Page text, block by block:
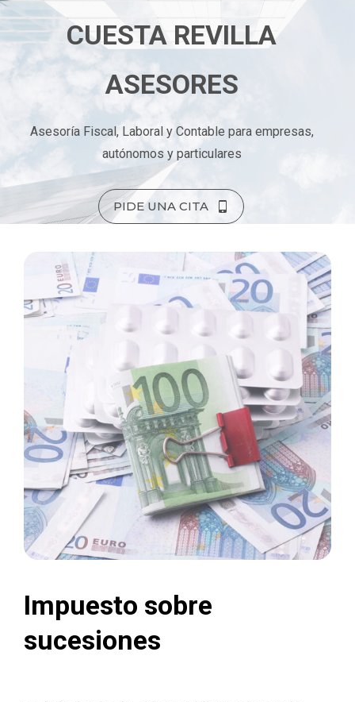
CUESTA REVILLA
ASESORES
Asesoría Fiscal, Laboral y Contable para empresas,
autónomos y particulares
PIDE UNA CITA
Impuesto sobre
sucesiones